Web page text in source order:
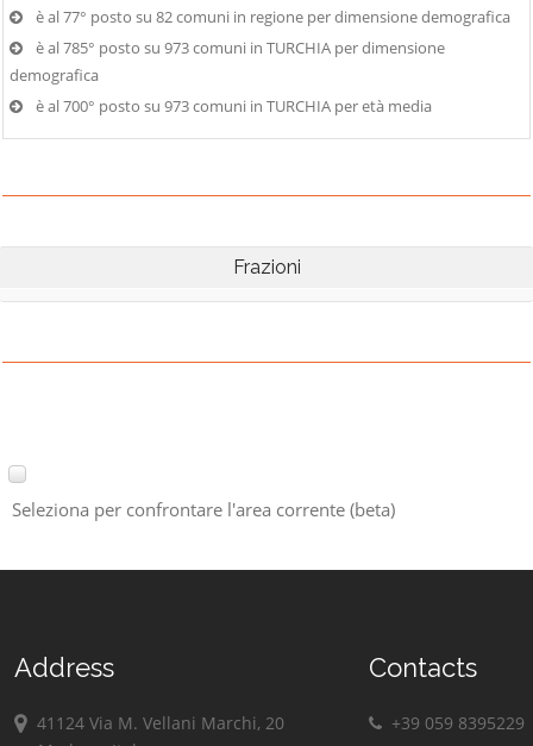
è al 77° posto su 82 comuni in regione per dimensione demografica
è al 785° posto su 973 comuni in TURCHIA per dimensione
demografica
è al 700° posto su 973 comuni in TURCHIA per età media
Frazioni
Seleziona per confrontare l'area corrente (beta)
Address
41124 Via M. Vellani Marchi, 20
Contacts
+39 059 8395229